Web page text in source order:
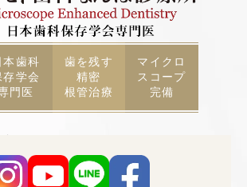
本歯科
存学会
門医
歯を残す
精密
根管治療
マイクロ
スコープ
完備